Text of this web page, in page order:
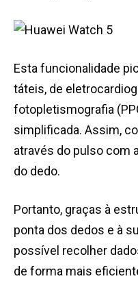
Esta funcionalidade
táteis, de
fotopletismografia
simplificada. Assim,
através do pulso com
do dedo.
Portanto, graças à
ponta dos dedos e à
possível recolher
de forma mais